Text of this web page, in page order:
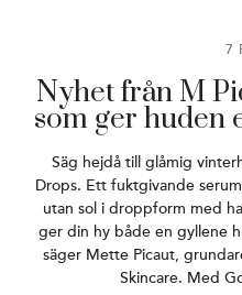
7
Nyhet från M
som ger huden
Säg hejdå till glåmig
Drops. Ett fuktgivande
utan sol i droppform med
ger din hy både en gyllene
säger Mette Picaut,
Skincare. Med